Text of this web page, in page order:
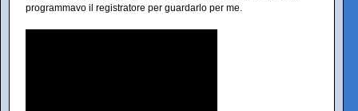
programmavo il registratore per guardarlo per me.